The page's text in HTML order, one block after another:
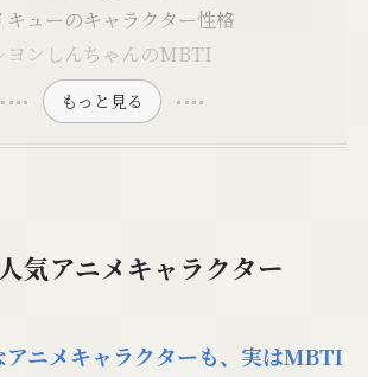
キューのキャラクター性格
ヨンしんちゃんのMBTI
もっと見る
気アニメキャラクター
アニメキャラクターも、実はMBTI